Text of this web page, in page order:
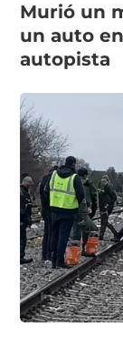
Murió un
un auto
autopista